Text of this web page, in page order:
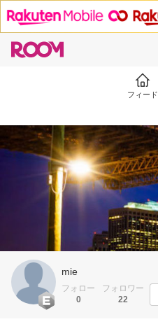
フィード
mie
フォロー
0
フォロワー
22